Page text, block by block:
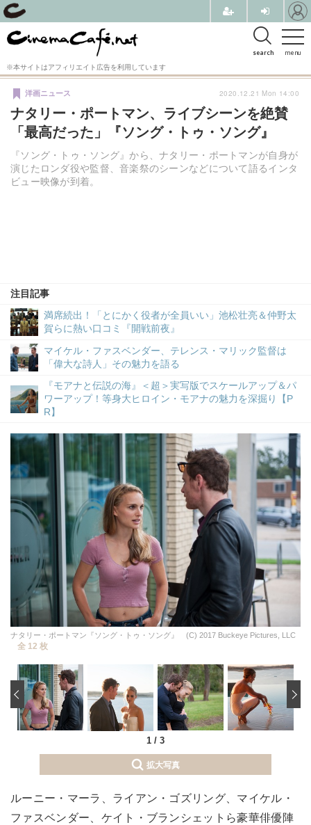
menu
search
※本サイトはアフィリエイト広告を利用しています
ナタリー・ポートマン、ライブシーンを絶賛
「最高だった」『ソング・トゥ・ソング』
『ソング・トゥ・ソング』から、ナタリー・ポートマンが自身が
演じたロンダ役や監督、音楽祭のシーンなどについて語るインタ
ビュー映像が到着。
洋画ニュース
注目記事
満席続出！「とにかく役者が全員いい」池松壮亮＆仲野太
賀らに熱い口コミ『開戦前夜』
マイケル・ファスベンダー、テレンス・マリック監督は
「偉大な詩人」その魅力を語る
『モアナと伝説の海』＜超＞実写版でスケールアップ＆パ
ワーアップ！等身大ヒロイン・モアナの魅力を深掘り【P
R】
2020.12.21 Mon 14:00
ナタリー・ポートマン『ソング・トゥ・ソング』 (C) 2017 Buckeye Pictures, LLC
全 12 枚
1 / 3
‹
拡大写真
ルーニー・マーラ、ライアン・ゴズリング、マイケル・
ファスベンダー、ケイト・ブランシェットら豪華俳優陣